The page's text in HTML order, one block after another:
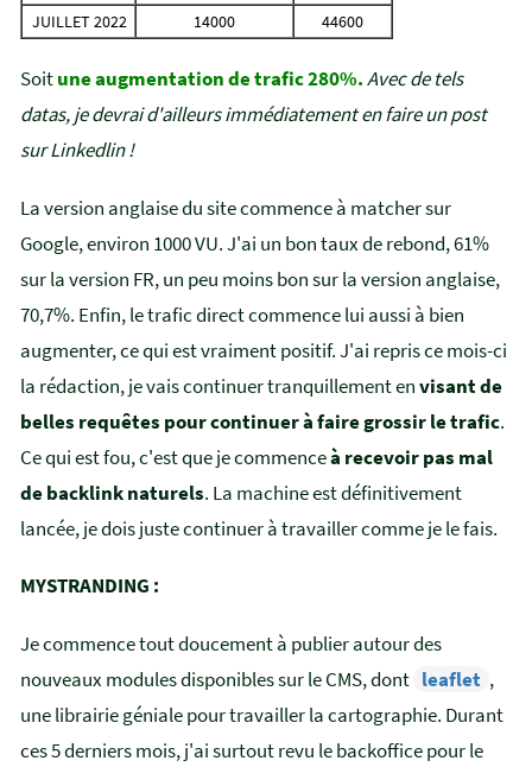
JUILLET 2022
14000 44600
Soitune augmentation de trafic 280%.Avec de tels
datas, je devrai d'ailleurs immédiatement en faire un post
sur Linkedlin !
La version anglaise du site commence à matcher sur
Google, environ 1000 VU. J'ai un bon taux de rebond, 61%
sur la version FR, un peu moins bon sur la version anglaise,
70,7%. Enfin, le trafic direct commence lui aussi à bien
augmenter, ce qui est vraiment positif. J'ai repris ce mois-ci
la rédaction, je vais continuer tranquillement envisant de
belles requêtes pour continuer à faire grossir le trafic.
Ce qui est fou, c'est que je commenceà recevoir pas mal
de backlink naturels. La machine est définitivement
lancée, je dois juste continuer à travailler comme je le fais.
MYSTRANDING :
Je commence tout doucement à publier autour des
nouveaux modules disponibles sur le CMS, dont leaflet ,
une librairie géniale pour travailler la cartographie. Durant
ces 5 derniers mois, j'ai surtout revu le backoffice pour le